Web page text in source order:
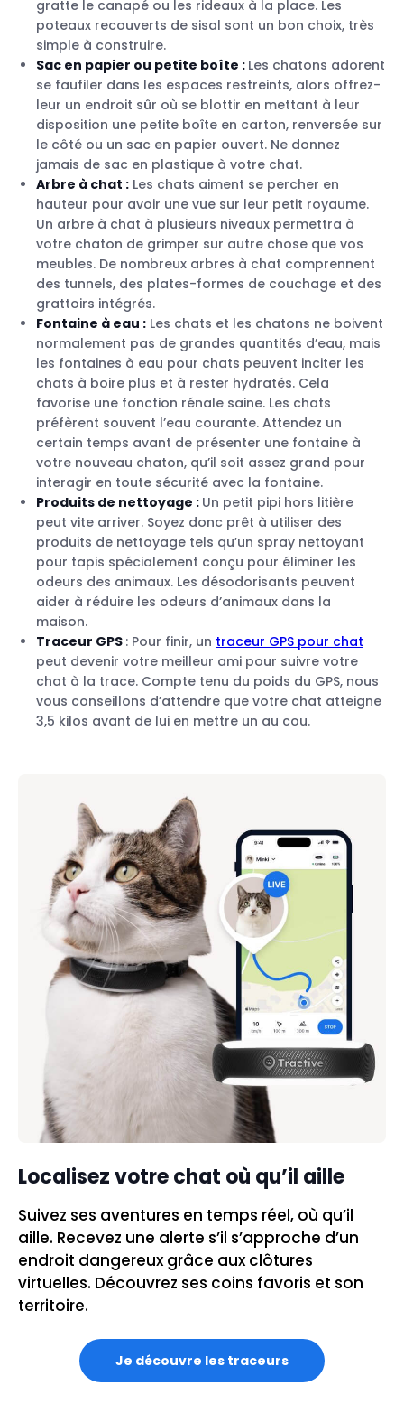
gratte le canapé ou les rideaux à la place. Les
poteaux recouverts de sisal sont un bon choix, très
simple à construire.
Sac en papier ou petite boîte : Les chatons adorent
se faufiler dans les espaces restreints, alors offrez-
leur un endroit sûr où se blottir en mettant à leur
disposition une petite boîte en carton, renversée sur
le côté ou un sac en papier ouvert. Ne donnez
jamais de sac en plastique à votre chat.
Arbre à chat : Les chats aiment se percher en
hauteur pour avoir une vue sur leur petit royaume.
Un arbre à chat à plusieurs niveaux permettra à
votre chaton de grimper sur autre chose que vos
meubles. De nombreux arbres à chat comprennent
des tunnels, des plates-formes de couchage et des
grattoirs intégrés.
Fontaine à eau : Les chats et les chatons ne boivent
normalement pas de grandes quantités d’eau, mais
les fontaines à eau pour chats peuvent inciter les
chats à boire plus et à rester hydratés. Cela
favorise une fonction rénale saine. Les chats
préfèrent souvent l’eau courante. Attendez un
certain temps avant de présenter une fontaine à
votre nouveau chaton, qu’il soit assez grand pour
interagir en toute sécurité avec la fontaine.
Produits de nettoyage : Un petit pipi hors litière
peut vite arriver. Soyez donc prêt à utiliser des
produits de nettoyage tels qu’un spray nettoyant
pour tapis spécialement conçu pour éliminer les
odeurs des animaux. Les désodorisants peuvent
aider à réduire les odeurs d’animaux dans la
maison.
Traceur GPS : Pour finir, un traceur GPS pour chat
peut devenir votre meilleur ami pour suivre votre
chat à la trace. Compte tenu du poids du GPS, nous
vous conseillons d’attendre que votre chat atteigne
3,5 kilos avant de lui en mettre un au cou.
Localisez votre chat où qu’il aille
Suivez ses aventures en temps réel, où qu’il
aille. Recevez une alerte s’il s’approche d’un
endroit dangereux grâce aux clôtures
virtuelles. Découvrez ses coins favoris et son
territoire.
Je découvre les traceurs